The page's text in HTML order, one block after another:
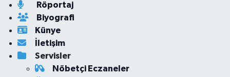
Röportaj
Biyografi
Künye
İletişim
Servisler
Nöbetçi Eczaneler